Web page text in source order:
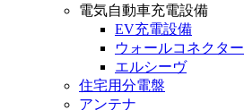
電気自動車充電設備
EV充電設備
ウォールコネクター
エルシーヴ
住宅用分電盤
アンテナ